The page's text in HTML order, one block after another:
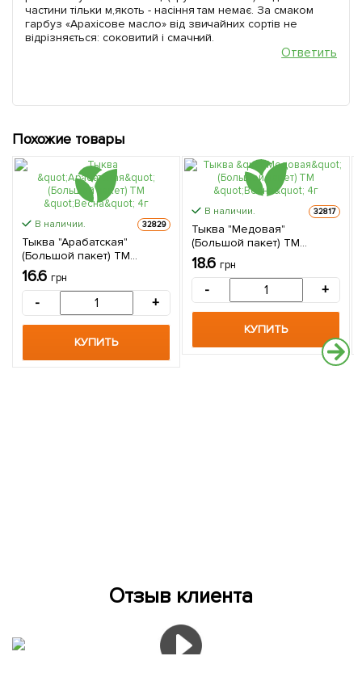
частини тільки м,якоть - насіння там немає. За смаком
гарбуз «Арахісове масло» від звичайних сортів не
відрізняється: соковитий і смачний.
Ответить
Похожие товары
В наличии. 32829
Тыква "Арабатская"
(Большой пакет) ТМ
"Весна" 4г
16.6 грн
- +
КУПИТЬ
В наличии. 32817
Тыква "Медовая"
(Большой пакет) ТМ
"Весна" 4г
18.6 грн
- +
КУПИТЬ
Отзыв клиента